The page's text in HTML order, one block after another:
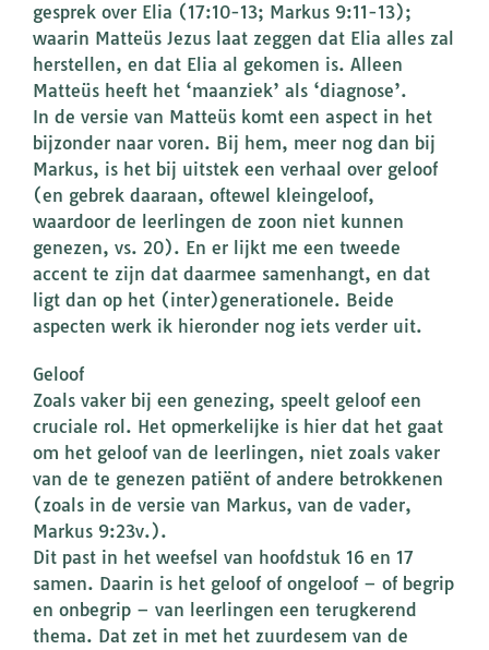
gesprek over Elia (17:10-13; Markus 9:11-13);
waarin Matteüs Jezus laat zeggen dat Elia alles zal
herstellen, en dat Elia al gekomen is. Alleen
Matteüs heeft het ‘maanziek’ als ‘diagnose’.
In de versie van Matteüs komt een aspect in het
bijzonder naar voren. Bij hem, meer nog dan bij
Markus, is het bij uitstek een verhaal over geloof
(en gebrek daaraan, oftewel kleingeloof,
waardoor de leerlingen de zoon niet kunnen
genezen, vs. 20). En er lijkt me een tweede
accent te zijn dat daarmee samenhangt, en dat
ligt dan op het (inter)generationele. Beide
aspecten werk ik hieronder nog iets verder uit.
Geloof
Zoals vaker bij een genezing, speelt geloof een
cruciale rol. Het opmerkelijke is hier dat het gaat
om het geloof van de leerlingen, niet zoals vaker
van de te genezen patiënt of andere betrokkenen
(zoals in de versie van Markus, van de vader,
Markus 9:23v.).
Dit past in het weefsel van hoofdstuk 16 en 17
samen. Daarin is het geloof of ongeloof – of begrip
en onbegrip – van leerlingen een terugkerend
thema. Dat zet in met het zuurdesem van de